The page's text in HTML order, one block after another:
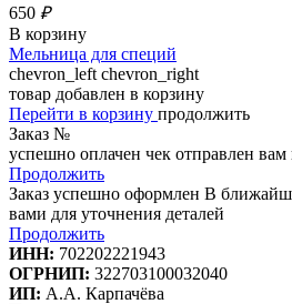
650 ₽
В корзину
Мельница для специй
chevron_left chevron_right
товар добавлен в корзину
Перейти в корзину продолжить
Заказ №
успешно оплачен чек отправлен
Продолжить
Заказ успешно оформлен В
вами для уточнения деталей
Продолжить
ИНН: 702202221943
ОГРНИП: 322703100032040
ИП: А.А. Карпачёва